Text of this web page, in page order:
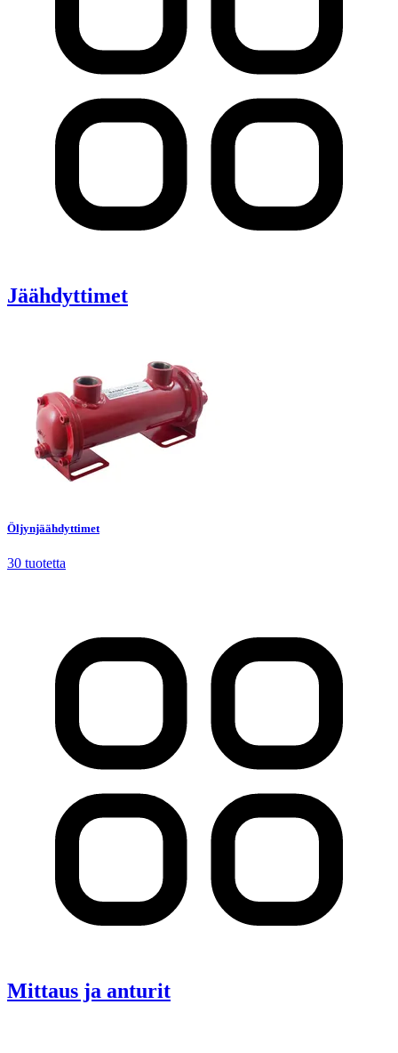
Jäähdyttimet
Öljynjäähdyttimet
30 tuotetta
Mittaus ja anturit